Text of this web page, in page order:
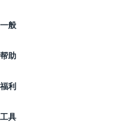
VPN for macOS
iOS VPN
Firefox
免费VPN
一般
VPN下载
定价
学生优惠
帮助
联系我们
隐私政策
福利
网络隐私
工具